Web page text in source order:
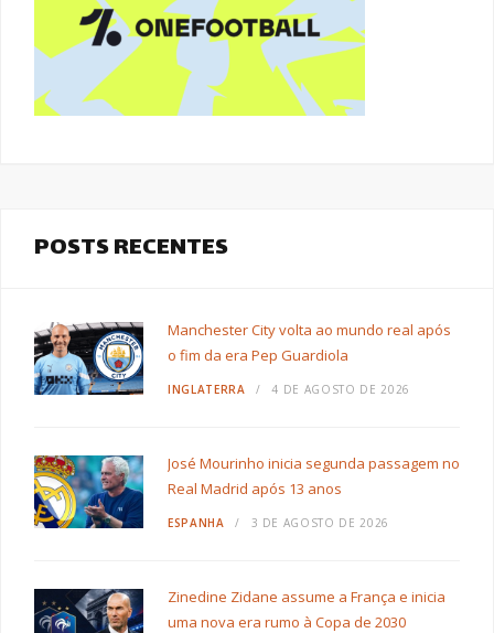
POSTS RECENTES
Manchester City volta ao mundo real após
o fim da era Pep Guardiola
INGLATERRA 4 DE AGOSTO DE 2026
José Mourinho inicia segunda passagem no
Real Madrid após 13 anos
ESPANHA 3 DE AGOSTO DE 2026
Zinedine Zidane assume a França e inicia
uma nova era rumo à Copa de 2030